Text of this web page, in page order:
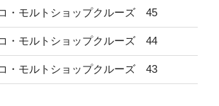
・モルトショップクルーズ 45
・モルトショップクルーズ 44
・モルトショップクルーズ 43